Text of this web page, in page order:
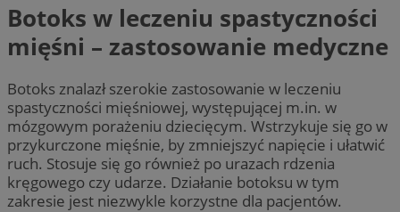
Botoks w leczeniu spastyczności
mięśni – zastosowanie medyczne
Botoks znalazł szerokie zastosowanie w leczeniu
spastyczności mięśniowej, występującej m.in. w
mózgowym porażeniu dziecięcym. Wstrzykuje się go w
przykurczone mięśnie, by zmniejszyć napięcie i ułatwić
ruch. Stosuje się go również po urazach rdzenia
kręgowego czy udarze. Działanie botoksu w tym
zakresie jest niezwykle korzystne dla pacjentów.